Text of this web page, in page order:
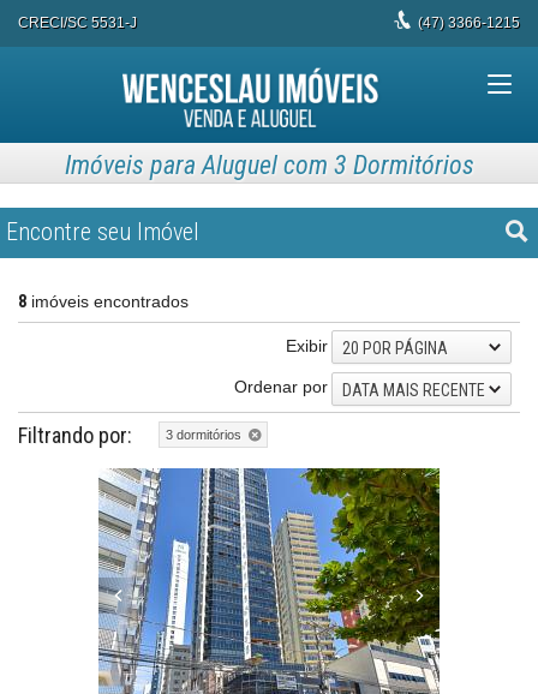
CRECI/SC 5531-J (47)3366-1215
Imóveis para Aluguel com 3 Dormitórios
Encontre seu Imóvel
8 imóveis encontrados
Exibir
20 POR PÁGINA
Ordenar por
DATA MAIS RECENTE
Filtrando por: 3 dormitórios